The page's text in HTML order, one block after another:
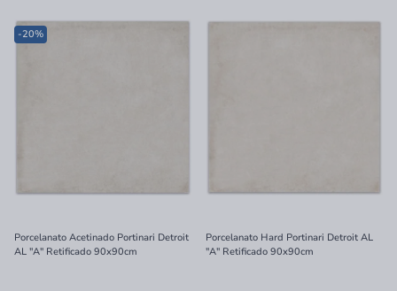
-20%
Porcelanato Acetinado Portinari Detroit
AL "A" Retificado 90x90cm
Porcelanato Hard Portinari Detroit AL
"A" Retificado 90x90cm